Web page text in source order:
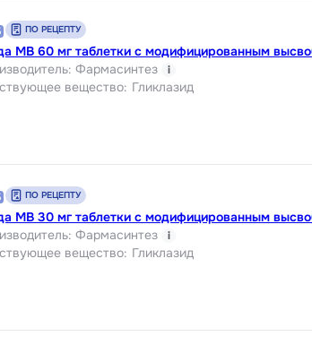
ПО РЕЦЕПТУ
МВ 60 мг таблетки с модифицированным
: Фармасинтез i
вещество: Гликлазид
ПО РЕЦЕПТУ
МВ 30 мг таблетки с модифицированным
: Фармасинтез i
вещество: Гликлазид